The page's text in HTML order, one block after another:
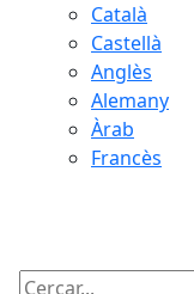
Català
Castellà
Anglès
Alemany
Àrab
Francès